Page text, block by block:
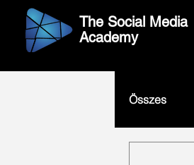
The Social Media
Academy
Összes